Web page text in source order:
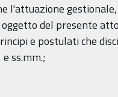
l'attuazione
del presente
e postulati che
ss.mm.;